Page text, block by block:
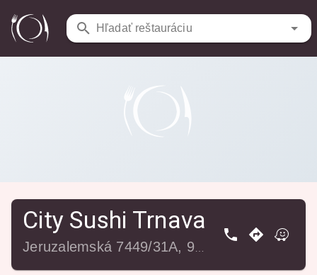
Hľadať reštauráciu
Reštaurácie / City Sushi Trnava
City Sushi Trnava